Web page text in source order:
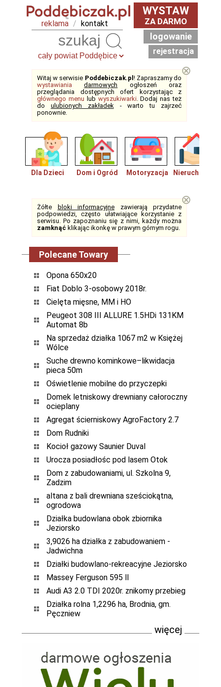
reklama / kontakt
WYSTAW
ZA DARMO
logowanie
rejestracja
Witaj w serwisie Poddebiczak.pl ! Zapraszamy do
wystawiania
darmowych ogłoszeń oraz
przeglądania dostępnych ofert korzystając z
głównego menu lub wyszukiwarki. Dodaj nas też
do ulubionych zakładek- warto tu zajrzeć
ponownie.
⊗
Dla Dzieci Dom i Ogród Motoryzacja
Żółte bloki informacyjne zawierają przydatne
podpowiedzi, często ułatwiające korzystanie z
serwisu. Po zapoznaniu się z nimi, każdy można
zamknąć klikając ikonkę w prawym górnym rogu.
⊗
Polecane Towary
Opona 650x20
Fiat Doblo 3-osobowy 2018r.
Cielęta mięsne, MM i HO
Peugeot 308 III ALLURE 1.5HDi 131KM
Automat 8b
Na sprzedaż działka 1067 m2 w Księżej
Wólce
Suche drewno kominkowe–likwidacja
pieca 50m
Oświetlenie mobilne do przyczepki
Domek letniskowy drewniany całoroczny
ocieplany
Agregat ścierniskowy AgroFactory 2.7
Dom Rudniki
Kocioł gazowy Saunier Duval
Urocza posiadłośc pod lasem Otok
Dom z zabudowaniami, ul. Szkolna 9,
Zadzim
altana z bali drewniana sześciokątna,
ogrodowa
Działka budowlana obok zbiornika
Jeziorsko
3,9026 ha działka z zabudowaniem -
Jadwichna
Działki budowlano-rekreacyjne Jeziorsko
Massey Ferguson 595 ll
Audi A3 2.0 TDI 2020r. znikomy przebieg
Działka rolna 1,2296 ha, Brodnia, gm.
Pęczniew
więcej